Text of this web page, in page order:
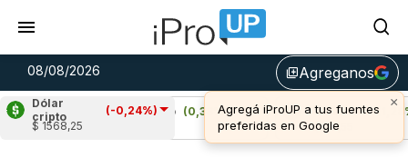
08/08/2026 library_addAgreganos
×
Agregá iProUP a tus fuentes
preferidas en Google
Dólar
cripto
(-0,24%)
$ 1568,25
Cardano (0,38%)
Avalanche
(1,28%)
u$s 6,55